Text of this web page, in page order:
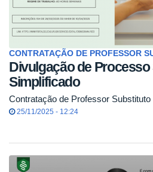
CONTRATAÇÃO DE PROFESSOR
Divulgação de Processo
Simplificado
Contratação de Professor
25/11/2025 - 12:24